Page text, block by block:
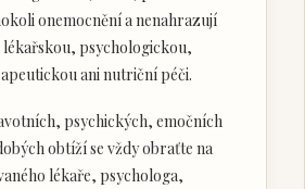
onemocnění a nenahrazují
psychologickou,
ani nutriční péči.
psychických, emočních
obtíží se vždy obraťte na
lékaře, psychologa,